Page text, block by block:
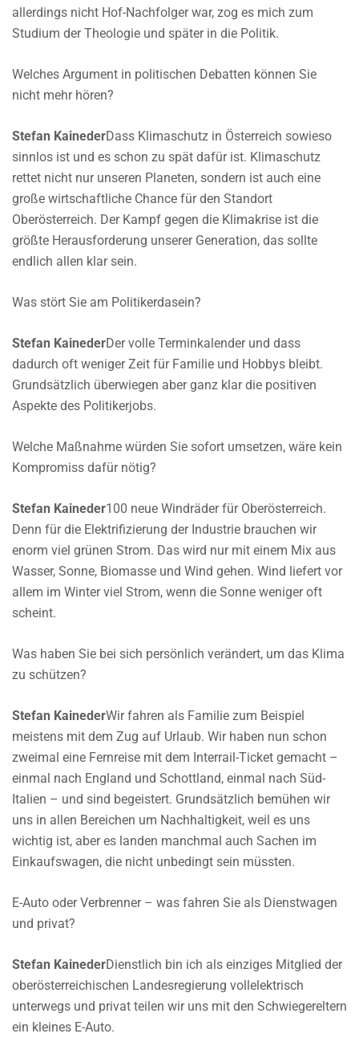
allerdings nicht Hof-Nachfolger war, zog es mich zum
Studium der Theologie und später in die Politik.
Welches Argument in politischen Debatten können Sie
nicht mehr hören?
Stefan KainederDass Klimaschutz in Österreich sowieso
sinnlos ist und es schon zu spät dafür ist. Klimaschutz
rettet nicht nur unseren Planeten, sondern ist auch eine
große wirtschaftliche Chance für den Standort
Oberösterreich. Der Kampf gegen die Klimakrise ist die
größte Herausforderung unserer Generation, das sollte
endlich allen klar sein.
Was stört Sie am Politikerdasein?
Stefan KainederDer volle Terminkalender und dass
dadurch oft weniger Zeit für Familie und Hobbys bleibt.
Grundsätzlich überwiegen aber ganz klar die positiven
Aspekte des Politikerjobs.
Welche Maßnahme würden Sie sofort umsetzen, wäre kein
Kompromiss dafür nötig?
Stefan Kaineder100 neue Windräder für Oberösterreich.
Denn für die Elektrifizierung der Industrie brauchen wir
enorm viel grünen Strom. Das wird nur mit einem Mix aus
Wasser, Sonne, Biomasse und Wind gehen. Wind liefert vor
allem im Winter viel Strom, wenn die Sonne weniger oft
scheint.
Was haben Sie bei sich persönlich verändert, um das Klima
zu schützen?
Stefan KainederWir fahren als Familie zum Beispiel
meistens mit dem Zug auf Urlaub. Wir haben nun schon
zweimal eine Fernreise mit dem Interrail-Ticket gemacht –
einmal nach England und Schottland, einmal nach Süd-
Italien – und sind begeistert. Grundsätzlich bemühen wir
uns in allen Bereichen um Nachhaltigkeit, weil es uns
wichtig ist, aber es landen manchmal auch Sachen im
Einkaufswagen, die nicht unbedingt sein müssten.
E-Auto oder Verbrenner – was fahren Sie als Dienstwagen
und privat?
Stefan KainederDienstlich bin ich als einziges Mitglied der
oberösterreichischen Landesregierung vollelektrisch
unterwegs und privat teilen wir uns mit den Schwiegereltern
ein kleines E-Auto.